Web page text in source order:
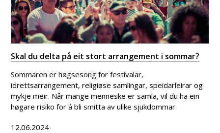
12.06.2024
Skal du delta på eit stort arrangement i sommar?
Sommaren er høgsesong for festivalar,
idrettsarrangement, religiøse samlingar, speidarleirar og
mykje meir. Når mange menneske er samla, vil du ha ein
høgare risiko for å bli smitta av ulike sjukdommar.